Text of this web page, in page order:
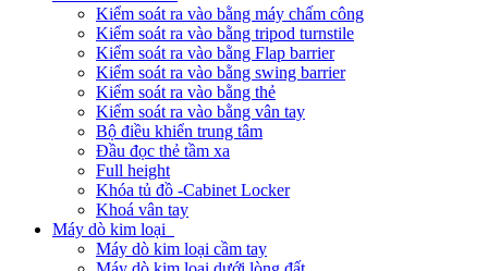
Kiểm soát ra vào bằng máy chấm công
Kiểm soát ra vào bằng tripod turnstile
Kiểm soát ra vào bằng Flap barrier
Kiểm soát ra vào bằng swing barrier
Kiểm soát ra vào bằng thẻ
Kiểm soát ra vào bằng vân tay
Bộ điều khiển trung tâm
Đầu đọc thẻ tầm xa
Full height
Khóa tủ đồ -Cabinet Locker
Khoá vân tay
Máy dò kim loại
Máy dò kim loại cầm tay